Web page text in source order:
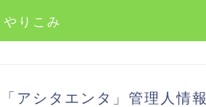
やりこみ
「アシタエンタ」管理人情報